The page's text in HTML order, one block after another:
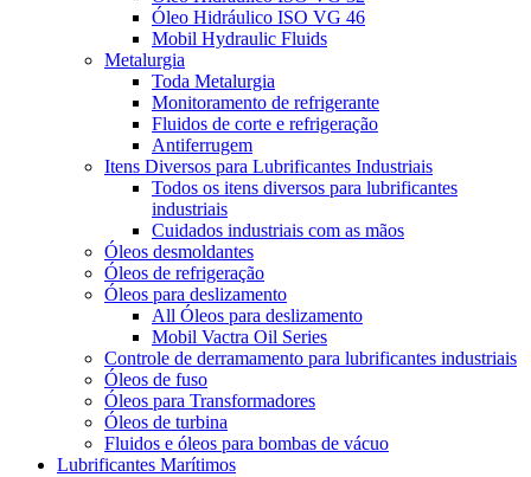
Óleo Hidráulico ISO VG 46
Mobil Hydraulic Fluids
Metalurgia
Toda Metalurgia
Monitoramento de refrigerante
Fluidos de corte e refrigeração
Antiferrugem
Itens Diversos para Lubrificantes Industriais
Todos os itens diversos para lubrificantes
industriais
Cuidados industriais com as mãos
Óleos desmoldantes
Óleos de refrigeração
Óleos para deslizamento
All Óleos para deslizamento
Mobil Vactra Oil Series
Controle de derramamento para lubrificantes industriais
Óleos de fuso
Óleos para Transformadores
Óleos de turbina
Fluidos e óleos para bombas de vácuo
Lubrificantes Marítimos